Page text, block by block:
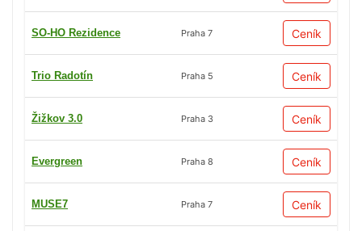
SO-HO Rezidence Praha 7 Ceník
Trio Radotín Praha 5 Ceník
Žižkov 3.0 Praha 3 Ceník
Evergreen Praha 8 Ceník
MUSE7 Praha 7 Ceník